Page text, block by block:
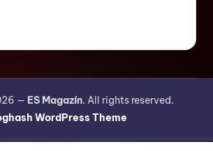
— ES Magazín. All rights reserved.
WordPress Theme